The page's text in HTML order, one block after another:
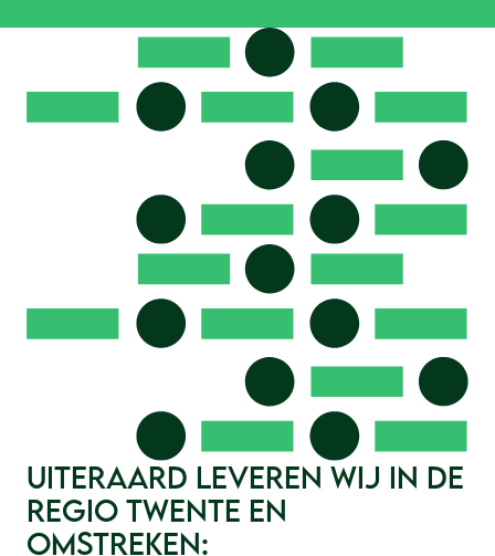
Uiteraard leveren wij in de
regio Twente en
omstreken: